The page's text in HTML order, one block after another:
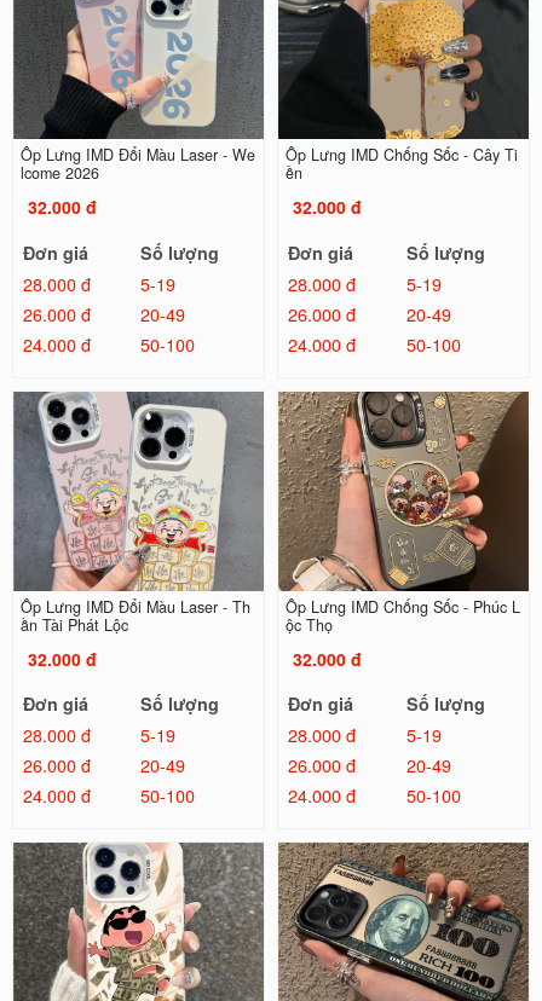
Ốp Lưng IMD Đổi Màu Laser - We
lcome 2026
32.000 đ
Đơn giá
Số lượng
28.000 đ
5-19
26.000 đ
20-49
24.000 đ
50-100
Ốp Lưng IMD Chống Sốc - Cây Ti
ền
32.000 đ
Đơn giá
Số lượng
28.000 đ
5-19
26.000 đ
20-49
24.000 đ
50-100
Ốp Lưng IMD Đổi Màu Laser - Th
ần Tài Phát Lộc
32.000 đ
Đơn giá
Số lượng
28.000 đ
5-19
26.000 đ
20-49
24.000 đ
50-100
Ốp Lưng IMD Chống Sốc - Phúc L
ộc Thọ
32.000 đ
Đơn giá
Số lượng
28.000 đ
5-19
26.000 đ
20-49
24.000 đ
50-100